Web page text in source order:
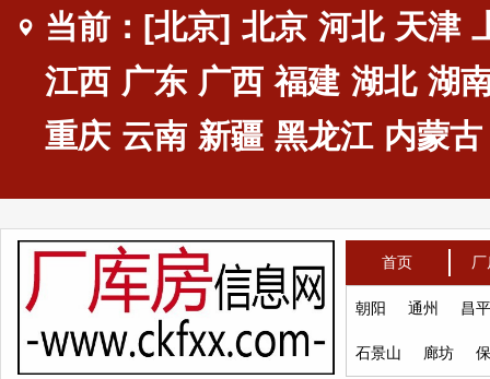
当前：[北京] 北京 河北 天津
江西 广东 广西 福建 湖北 湖
重庆 云南 新疆 黑龙江 内蒙古
首页
朝阳 通州 昌平
石景山 廊坊